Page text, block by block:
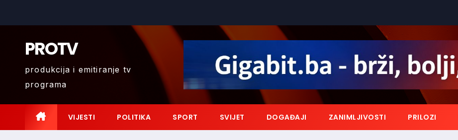
PROTV
produkcija i emitiranje tv
programa
VIJESTI POLITIKA SPORT SVIJET DOGAĐAJI ZANIMLJIVOSTI PRILOZI